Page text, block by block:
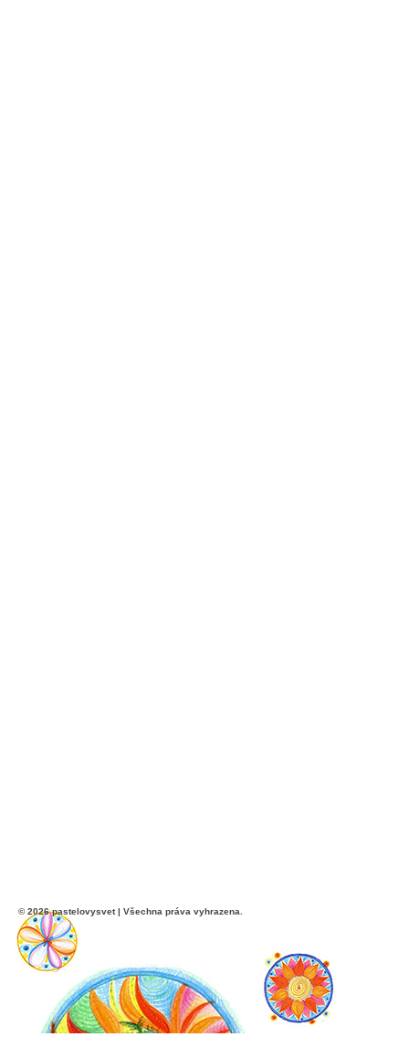
© 2026 pastelovysvet | Všechna práva vyhrazena.